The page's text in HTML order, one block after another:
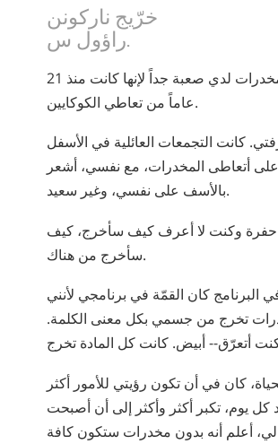
خرّيج ناركونن
راؤول س.
كانت مشكلة المخدرات لدي صعبة جداً لإنها كانت منذ 21
عاماً من تعاطي الكوكايين.
كانت التجمعات العائلية في الأسفل
أتعاطى المخدرات، مع نفسي، أشعر
بالأسف على نفسي، وغير سعيد.
وكنت لا أعرف كيف سأخرج، كيف
سأخرج من هناك.
البرنامج كان القمّة في برنامجي لأنني
تخرج من جسمي بكل معنى الكلمة.
كان في أن تكون رؤيتي للأمور أكثر
كل يوم، تكبر أكثر وأكثر إلى أن أصبحت
أعلم أنه بدون مخدرات ستكون كافة